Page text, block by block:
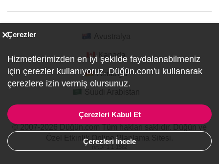
Kanada
Almanya
Özel Etkinlik Online Planlama Sitesi.
Çerezler
Hizmetlerimizden en iyi şekilde faydalanabilmeniz
için çerezler kullanıyoruz. Düğün.com'u kullanarak
çerezlere izin vermiş olursunuz.
Çerezleri Kabul Et
Çerezleri İncele